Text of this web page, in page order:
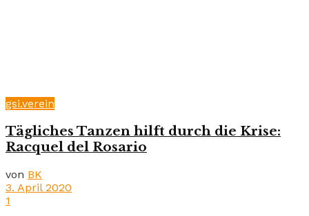
gsi.verein
Tägliches Tanzen hilft durch die Krise:
Racquel del Rosario
von BK
3. April 2020
1